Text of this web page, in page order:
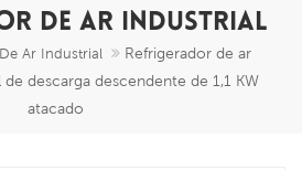
DE AR INDUSTRIAL
Ar Industrial
Refrigerador de ar
descarga descendente de 1,1 KW
atacado